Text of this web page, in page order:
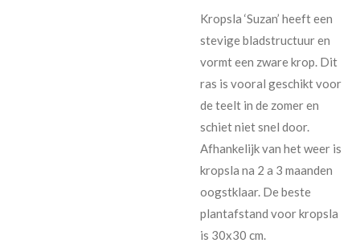
Kropsla ‘Suzan’ heeft een
stevige bladstructuur en
vormt een zware krop. Dit
ras is vooral geschikt voor
de teelt in de zomer en
schiet niet snel door.
Afhankelijk van het weer is
kropsla na 2 a 3 maanden
oogstklaar. De beste
plantafstand voor kropsla
is 30x30 cm.